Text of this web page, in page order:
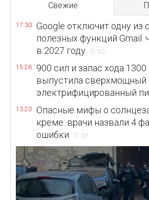
Свежие
17:30
Google отключит одну из
полезных функций Gmail:
в 2027 году
50
15:26
900 сил и запас хода
выпустила сверхмощный
электрифицированный
13:20
Опасные мифы о
креме: врачи назвали 4
ошибки
97